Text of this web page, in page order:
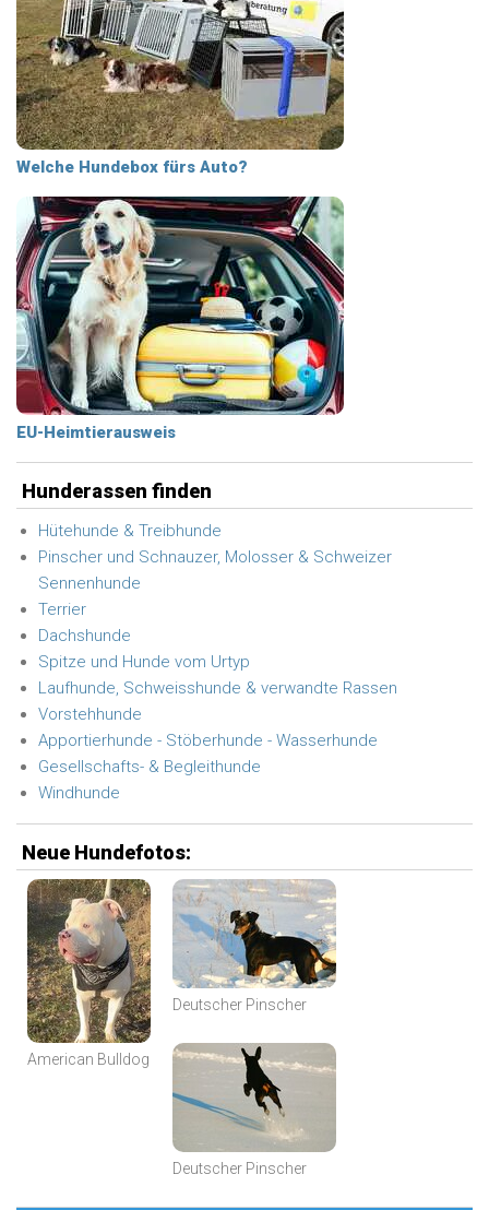
Welche Hundebox fürs Auto?
EU-Heimtierausweis
Hunderassen finden
Hütehunde & Treibhunde
Pinscher und Schnauzer, Molosser & Schweizer
Sennenhunde
Terrier
Dachshunde
Spitze und Hunde vom Urtyp
Laufhunde, Schweisshunde & verwandte Rassen
Vorstehhunde
Apportierhunde - Stöberhunde - Wasserhunde
Gesellschafts- & Begleithunde
Windhunde
Neue Hundefotos:
American Bulldog
Deutscher Pinscher
Deutscher Pinscher